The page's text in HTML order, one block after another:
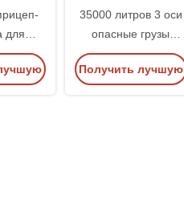
для
35000 литров 3 оси
опасные грузы
химический бак
полуприцеп для
Получить лучшую